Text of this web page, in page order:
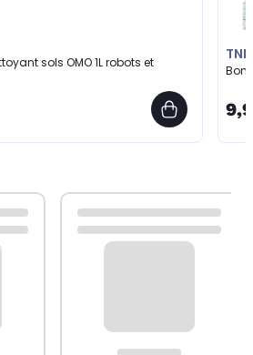
TNB